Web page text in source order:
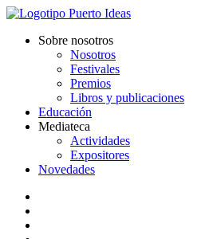
Sobre nosotros
Nosotros
Festivales
Premios
Libros y publicaciones
Educación
Mediateca
Actividades
Expositores
Novedades